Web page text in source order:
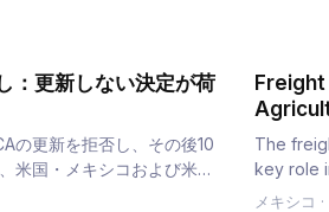
：更新しない決定が荷
の更新を拒否し、その後10
米国・メキシコおよび米
れた。この結果が国境を越
The
key role
hub for
メキシコ ·